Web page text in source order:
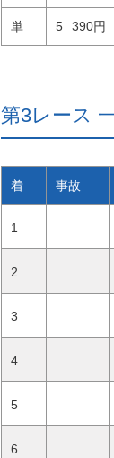
単 5 390円
第3レース
着 事故
1
2
3
4
5
6